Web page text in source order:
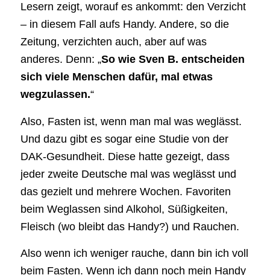
Lesern zeigt, worauf es ankommt: den Verzicht
– in diesem Fall aufs Handy. Andere, so die
Zeitung, verzichten auch, aber auf was
anderes. Denn: „So wie Sven B. entscheiden
sich viele Menschen dafür, mal etwas
wegzulassen.“
Also, Fasten ist, wenn man mal was weglässt.
Und dazu gibt es sogar eine Studie von der
DAK-Gesundheit. Diese hatte gezeigt, dass
jeder zweite Deutsche mal was weglässt und
das gezielt und mehrere Wochen. Favoriten
beim Weglassen sind Alkohol, Süßigkeiten,
Fleisch (wo bleibt das Handy?) und Rauchen.
Also wenn ich weniger rauche, dann bin ich voll
beim Fasten. Wenn ich dann noch mein Handy